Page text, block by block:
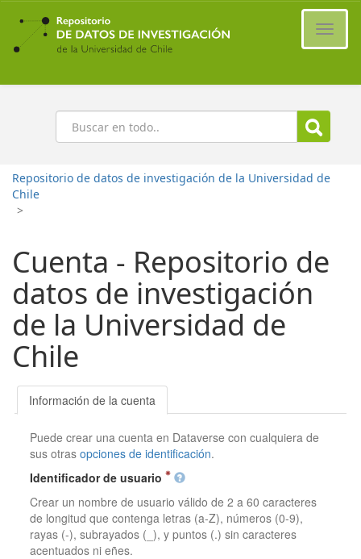
Ir
contenido
principal
Buscar
Repositorio de datos de investigación de la Universidad de
Chile
>
Cuenta - Repositorio de
datos de investigación
de la Universidad de
Chile
Información de la cuenta
Puede crear una cuenta en Dataverse con cualquiera de
sus otrasopciones de identificación.
Identificador de usuario
Crear un nombre de usuario válido de 2 a 60 caracteres
de longitud que contenga letras (a-Z), números (0-9),
rayas (-), subrayados (_), y puntos (.) sin caracteres
acentuados ni eñes.